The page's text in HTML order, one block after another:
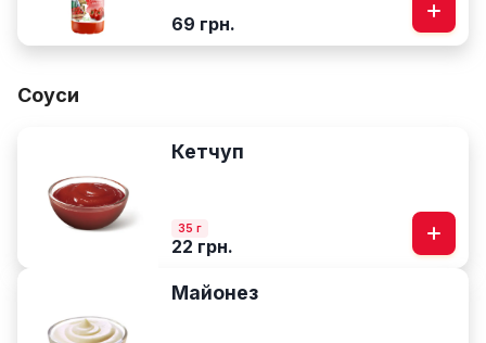
69 грн.
Соуси
Кетчуп
35 г
22 грн.
Майонез